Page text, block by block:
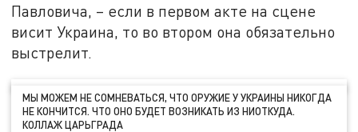
Павловича, – если в первом акте на сцене
висит Украина, то во втором она обязательно
выстрелит.
МЫ МОЖЕМ НЕ СОМНЕВАТЬСЯ, ЧТО ОРУЖИЕ У УКРАИНЫ НИКОГДА
НЕ КОНЧИТСЯ. ЧТО ОНО БУДЕТ ВОЗНИКАТЬ ИЗ НИОТКУДА.
КОЛЛАЖ ЦАРЬГРАДА